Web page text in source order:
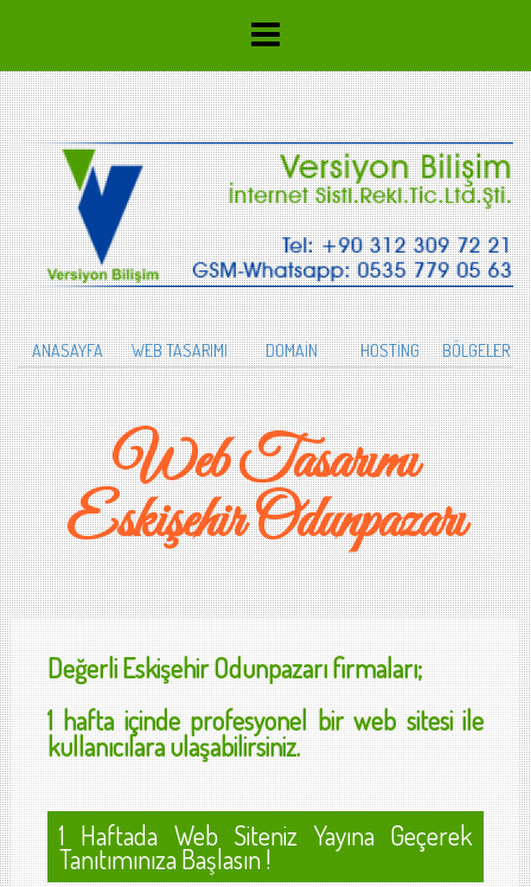
ANASAYFA WEB TASARIMI DOMAİN HOSTİNG BÖLGELER
Web Tasarımı
Eskişehir Odunpazarı
DeğerliEskişehir Odunpazarıfirmaları;
1 hafta içinde profesyonel bir web sitesi ile
kullanıcılara ulaşabilirsiniz.
1 Haftada Web Siteniz Yayına Geçerek
Tanıtımınıza Başlasın !